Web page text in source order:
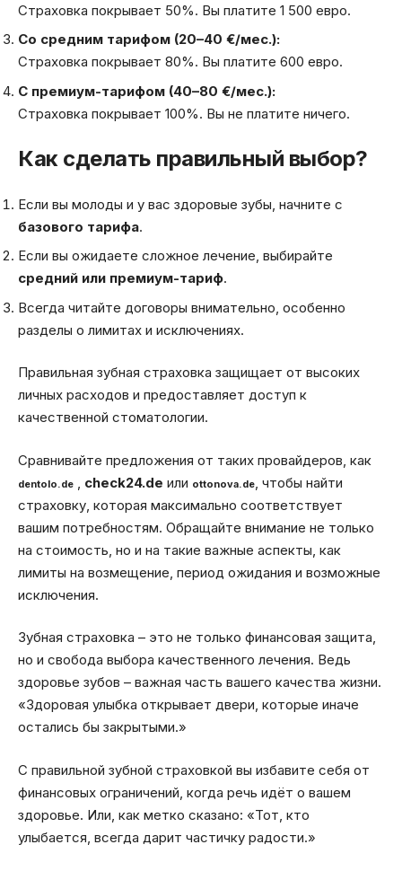
Страховка покрывает 50%. Вы платите 1 500 евро.
Со средним тарифом (20–40 €/мес.):
Страховка покрывает 80%. Вы платите 600 евро.
С премиум-тарифом (40–80 €/мес.):
Страховка покрывает 100%. Вы не платите ничего.
Как сделать правильный выбор?
Если вы молоды и у вас здоровые зубы, начните с
базового тарифа.
Если вы ожидаете сложное лечение, выбирайте
средний или премиум-тариф.
Всегда читайте договоры внимательно, особенно
разделы о лимитах и исключениях.
Правильная зубная страховка защищает от высоких
личных расходов и предоставляет доступ к
качественной стоматологии.
Сравнивайте предложения от таких провайдеров, как
dentolo.de , check24.de или ottonova.de, чтобы найти
страховку, которая максимально соответствует
вашим потребностям. Обращайте внимание не только
на стоимость, но и на такие важные аспекты, как
лимиты на возмещение, период ожидания и возможные
исключения.
Зубная страховка – это не только финансовая защита,
но и свобода выбора качественного лечения. Ведь
здоровье зубов – важная часть вашего качества жизни.
«Здоровая улыбка открывает двери, которые иначе
остались бы закрытыми.»
С правильной зубной страховкой вы избавите себя от
финансовых ограничений, когда речь идёт о вашем
здоровье. Или, как метко сказано: «Тот, кто
улыбается, всегда дарит частичку радости.»